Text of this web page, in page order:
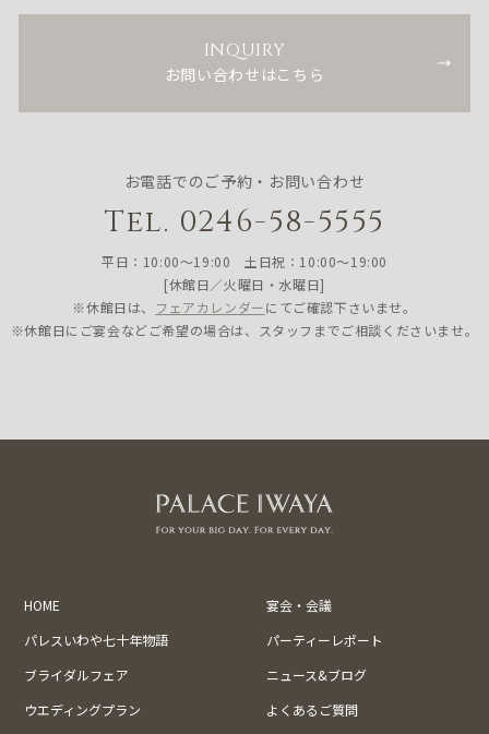
INQUIRY
お問い合わせはこちら
お電話でのご予約・お問い合わせ
Tel. 0246-58-5555
平日：10:00〜19:00 土日祝：10:00〜19:00
[休館日／火曜日・水曜日]
※休館日は、 フェアカレンダーにてご確認下さいませ。
※休館日にご宴会などご希望の場合は、スタッフまでご相談くださいませ。
HOME
宴会・会議
パレスいわや七十年物語
パーティーレポート
ブライダルフェア
ニュース&ブログ
ウエディングプラン
よくあるご質問